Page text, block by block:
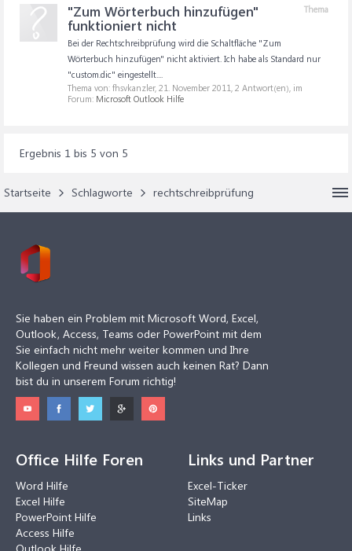
Thema
"Zum Wörterbuch hinzufügen"
funktioniert nicht
Bei der Rechtschreibprüfung wird die Schaltfläche "Zum
Wörterbuch hinzufügen" nicht aktiviert. Ich habe als Standard nur
"custom.dic" eingestellt....
Thema von: fhsvkanzler, 21. November 2011, 2 Antwort(en), im
Forum: Microsoft Outlook Hilfe
Ergebnis 1 bis 5 von 5
Startseite Schlagworte rechtschreibprüfung
Sie haben ein Problem mit Microsoft Word, Excel,
Outlook, Access, Teams oder PowerPoint mit dem
Sie einfach nicht mehr weiter kommen und Ihre
Kollegen und Freund wissen auch keinen Rat? Dann
bist du in unserem Forum richtig!
Office Hilfe Foren
Word Hilfe
Excel Hilfe
PowerPoint Hilfe
Access Hilfe
Links und Partner
Excel-Ticker
SiteMap
Links